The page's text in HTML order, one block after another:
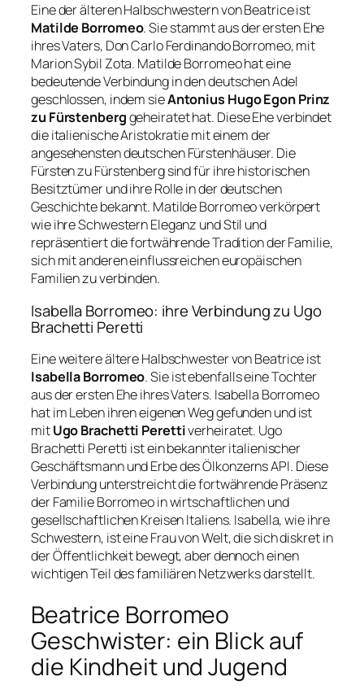
Eine der älteren Halbschwestern von Beatrice ist
Matilde Borromeo. Sie stammt aus der ersten Ehe
ihres Vaters, Don Carlo Ferdinando Borromeo, mit
Marion Sybil Zota. Matilde Borromeo hat eine
bedeutende Verbindung in den deutschen Adel
geschlossen, indem sieAntonius Hugo Egon Prinz
zu Fürstenberggeheiratet hat. Diese Ehe verbindet
die italienische Aristokratie mit einem der
angesehensten deutschen Fürstenhäuser. Die
Fürsten zu Fürstenberg sind für ihre historischen
Besitztümer und ihre Rolle in der deutschen
Geschichte bekannt. Matilde Borromeo verkörpert
wie ihre Schwestern Eleganz und Stil und
repräsentiert die fortwährende Tradition der Familie,
sich mit anderen einflussreichen europäischen
Familien zu verbinden.
Isabella Borromeo: ihre Verbindung zu Ugo
Brachetti Peretti
Eine weitere ältere Halbschwester von Beatrice ist
Isabella Borromeo. Sie ist ebenfalls eine Tochter
aus der ersten Ehe ihres Vaters. Isabella Borromeo
hat im Leben ihren eigenen Weg gefunden und ist
mitUgo Brachetti Perettiverheiratet. Ugo
Brachetti Peretti ist ein bekannter italienischer
Geschäftsmann und Erbe des Ölkonzerns API. Diese
Verbindung unterstreicht die fortwährende Präsenz
der Familie Borromeo in wirtschaftlichen und
gesellschaftlichen Kreisen Italiens. Isabella, wie ihre
Schwestern, ist eine Frau von Welt, die sich diskret in
der Öffentlichkeit bewegt, aber dennoch einen
wichtigen Teil des familiären Netzwerks darstellt.
Beatrice Borromeo
Geschwister: ein Blick auf
die Kindheit und Jugend